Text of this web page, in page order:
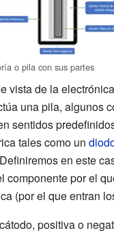
o pila con sus partes
vista de la
una pila, algunos
sentidos
tales como un
en este
componente por el
(por el que entran
positiva o